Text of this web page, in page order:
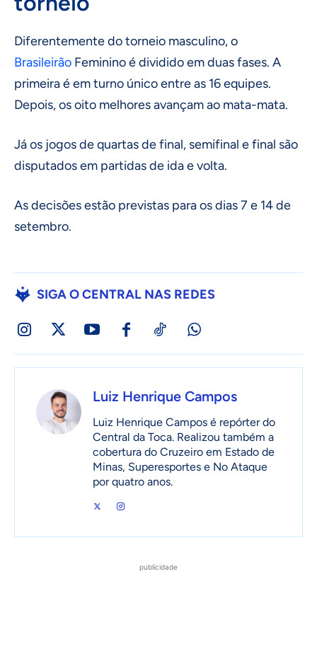
Diferentemente do torneio masculino, o
Brasileirão Feminino é dividido em duas fases. A
primeira é em turno único entre as 16 equipes.
Depois, os oito melhores avançam ao mata-mata.
Já os jogos de quartas de final, semifinal e final são
disputados em partidas de ida e volta.
As decisões estão previstas para os dias 7 e 14 de
setembro.
SIGA O CENTRAL NAS REDES
Luiz Henrique Campos
Luiz Henrique Campos é repórter do
Central da Toca. Realizou também a
cobertura do Cruzeiro em Estado de
Minas, Superesportes e No Ataque
por quatro anos.
publicidade